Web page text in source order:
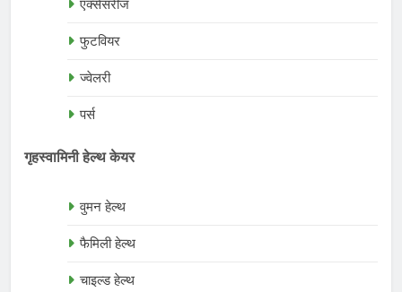
एक्सेसरीज
फुटवियर
ज्वेलरी
पर्स
गृहस्वामिनी हेल्थ केयर
वुमन हेल्थ
फैमिली हेल्थ
चाइल्ड हेल्थ